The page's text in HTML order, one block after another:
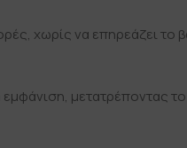
χωρίς να επηρεάζει το
μετατρέποντας